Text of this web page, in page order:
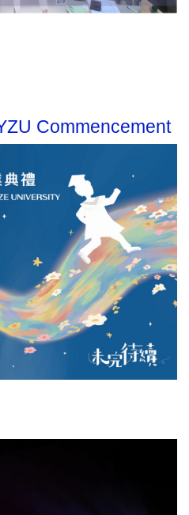
Commencement